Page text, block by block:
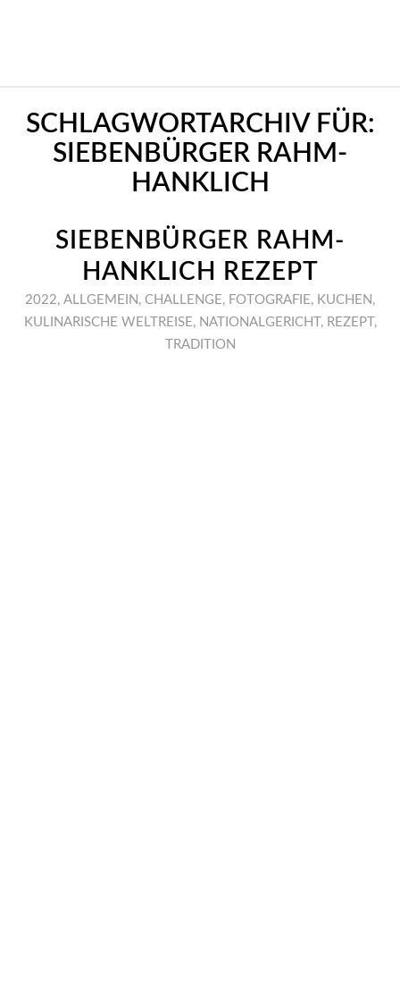
SCHLAGWORTARCHIV FÜR:
SIEBENBÜRGER RAHM-
HANKLICH
SIEBENBÜRGER RAHM-
HANKLICH REZEPT
2022, ALLGEMEIN , CHALLENGE, FOTOGRAFIE, KUCHEN ,
KULINARISCHE WELTREISE, NATIONALGERICHT , REZEPT ,
TRADITION